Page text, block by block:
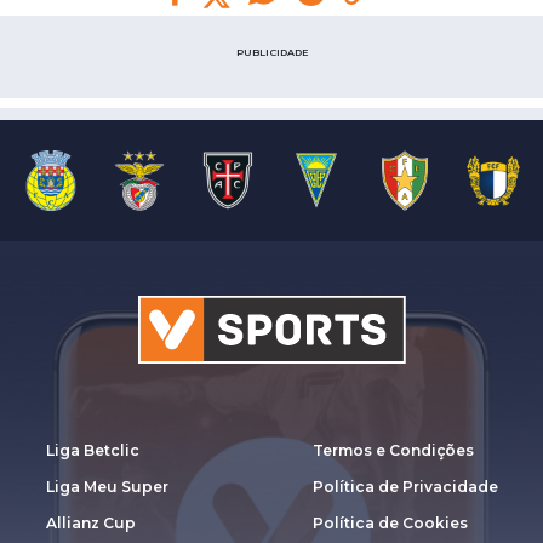
PUBLICIDADE
Liga Betclic
Liga Meu Super
Allianz Cup
Termos e Condições
Política de Privacidade
Política de Cookies